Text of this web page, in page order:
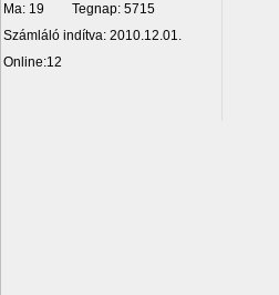
Ma: 19
Tegnap: 5715
Számláló indítva: 2010.12.01.
Online:12